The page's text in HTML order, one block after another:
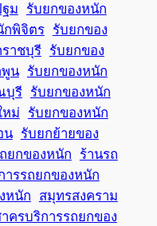
ม รับยกของหนัก
กพิจิตร รับยกของ
าชบุรี รับยกของ
พูน รับยกของหนัก
บุรี รับยกของหนัก
หม่ รับยกของหนัก
น รับยกย้ายของ
ยกของหนัก
ร้านรถ
ารรถยกของหนัก
หนัก
สมุทรสงคราม
ครบริการรถยกของ